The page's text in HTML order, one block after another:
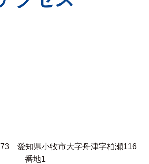
愛知県小牧市大字舟津字柏瀬116
番地1